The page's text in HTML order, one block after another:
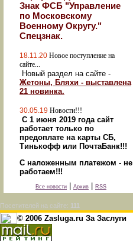
Знак ФСБ "Управление
по Московскому
Военному Округу."
Спецзнак.
18.11.20 Новое поступление на
сайте...
Новый раздел на сайте -
Жетоны, Бляхи - выставлена
21 новинка.
30.05.19 Новости!!!
С 1 июня 2019 года сайт
работает только по
предоплате на карты СБ,
Тинькофф или ПочтаБанк!!!
С наложенным платежом - не
работаем!!!
Все новости Архив RSS
Посетителей на сайте: 111
© 2006 Zasluga.ru За Заслуги